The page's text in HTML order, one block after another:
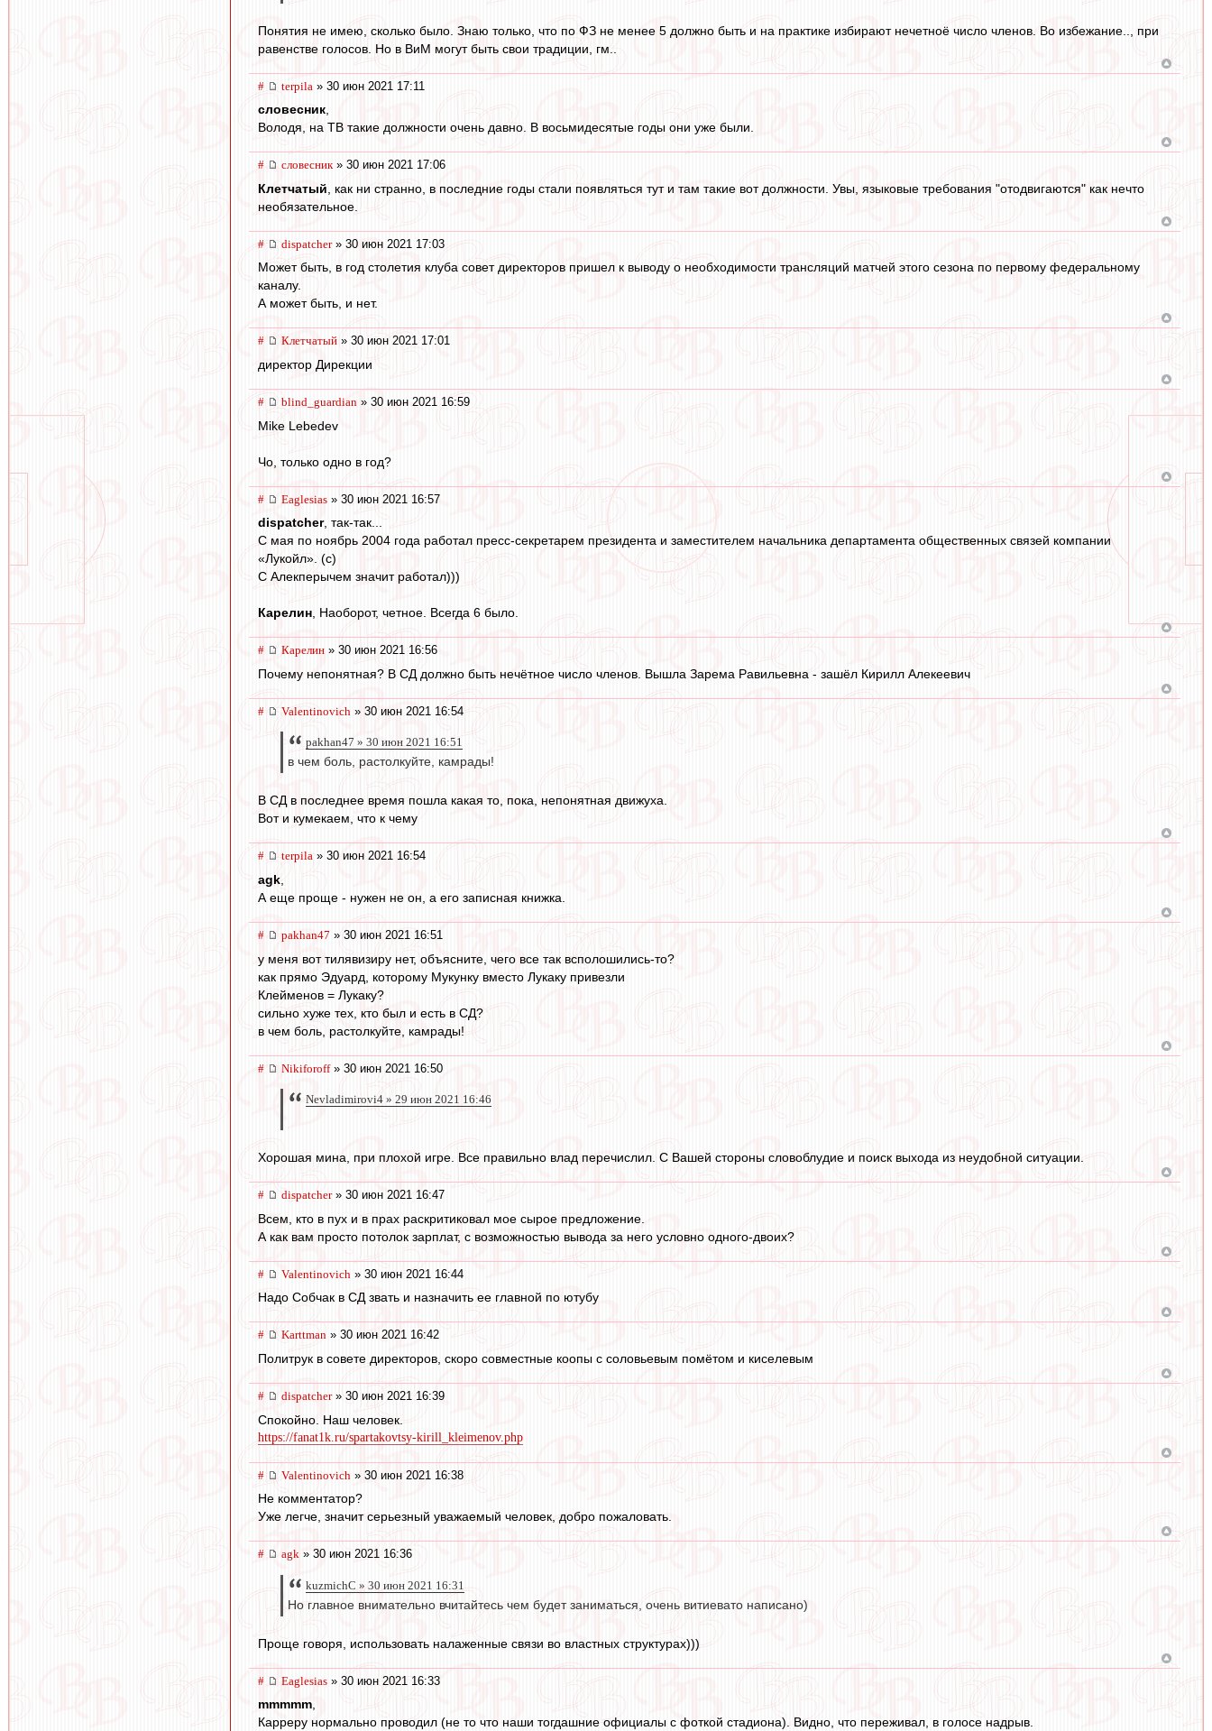
Понятия не имею, сколько было. Знаю только, что по ФЗ не менее 5 должно быть и на практике избирают нечетноё число членов. Во избежание.., при
равенстве голосов. Но в ВиМ могут быть свои традиции, гм..
# terpila » 30 июн 2021 17:11
словесник
Володя, на ТВ такие должности очень давно. В восьмидесятые годы они уже были.
# словесник» 30 июн 2021 17:06
Клетчатый , как ни странно, в последние годы стали появляться тут и там такие вот должности. Увы, языковые требования "отодвигаются" как нечто
необязательное.
# dispatcher» 30 июн 2021 17:03
Может быть, в год столетия клуба совет директоров пришел к выводу о необходимости трансляций матчей этого сезона по первому федеральному
каналу.
А может быть, и нет.
# Клетчатый » 30 июн 2021 17:01
директор Дирекции
# blind_guardian » 30 июн 2021 16:59
Mike Lebedev
Чо, только одно в год?
# Eaglesias » 30 июн 2021 16:57
dispatcher, так-так...
С мая по ноябрь 2004 года работал пресс-секретарем президента и заместителем начальника департамента общественных связей компании
«Лукойл». (с)
С Алекперычем значит работал)))
Карелин, Наоборот, четное. Всегда 6 было.
# Карелин » 30 июн 2021 16:56
Почему непонятная? В СД должно быть нечётное число членов. Вышла Зарема Равильевна - зашёл Кирилл Алекеевич
# Valentinovich » 30 июн 2021 16:54
pakhan47 » 30 июн 2021 16:51
в чем боль, растолкуйте, камрады!
В СД в последнее время пошла какая то, пока, непонятная движуха.
Вот и кумекаем, что к чему
# terpila » 30 июн 2021 16:54
agk
А еще проще - нужен не он, а его записная книжка.
# pakhan47 » 30 июн 2021 16:51
у меня вот тилявизиру нет, объясните, чего все так всполошились-то?
как прямо Эдуард, которому Мукунку вместо Лукаку привезли
Клейменов = Лукаку?
сильно хуже тех, кто был и есть в СД?
в чем боль, растолкуйте, камрады!
# Nikiforoff» 30 июн 2021 16:50
Nevladimirovi4 » 29 июн 2021 16:46
Хорошая мина, при плохой игре. Все правильно влад перечислил. С Вашей стороны словоблудие и поиск выхода из неудобной ситуации.
# dispatcher» 30 июн 2021 16:47
Всем, кто в пух и в прах раскритиковал мое сырое предложение.
А как вам просто потолок зарплат, с возможностью вывода за него условно одного-двоих?
# Valentinovich » 30 июн 2021 16:44
Надо Собчак в СД звать и назначить ее главной по ютубу
# Karttman » 30 июн 2021 16:42
Политрук в совете директоров, скоро совместные коопы с соловьевым помётом и киселевым
# dispatcher» 30 июн 2021 16:39
Спокойно. Наш человек.
https://fanat1k.ru/spartakovtsy-kirill_kleimenov.php
# Valentinovich » 30 июн 2021 16:38
Не комментатор?
Уже легче, значит серьезный уважаемый человек, добро пожаловать.
# agk » 30 июн 2021 16:36
kuzmichC » 30 июн 2021 16:31
Но главное внимательно вчитайтесь чем будет заниматься, очень витиевато написано)
Проще говоря, использовать налаженные связи во властных структурах)))
# Eaglesias » 30 июн 2021 16:33
mmmmm,
Карреру нормально проводил (не то что наши тогдашние официалы с фоткой стадиона). Видно, что переживал, в голосе надрыв.